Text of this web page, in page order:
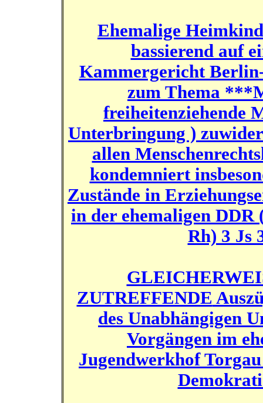
Ehemalige
bassierend auf
Kammergericht
zum Thema
freiheitenziehende
Unterbringung )
allen
kondemniert
Zustände in
in der ehemaligen DDR
Rh) 3 Js
ZUTREFFENDE
des Unabhängigen
Vorgängen im
Jugendwerkhof